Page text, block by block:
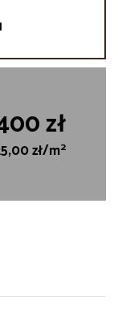
zł
zł/m2